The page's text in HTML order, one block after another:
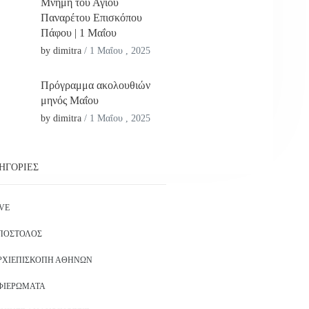
Μνήμη του Αγίου
Παναρέτου Επισκόπου
Πάφου | 1 Μαΐου
by dimitra / 1 Μαΐου , 2025
Πρόγραμμα ακολουθιών
μηνός Μαΐου
by dimitra / 1 Μαΐου , 2025
ΑΘΗΝΏΝ